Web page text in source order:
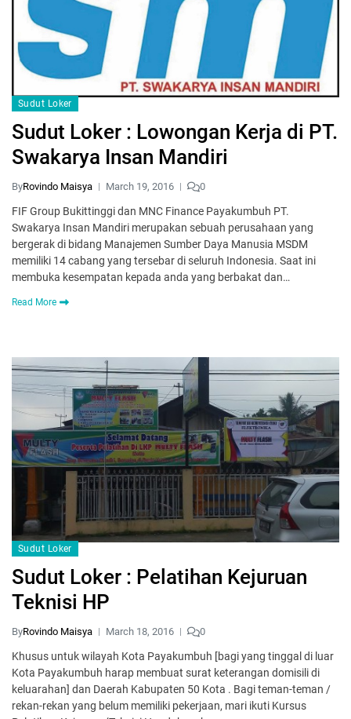
Sudut Loker
Sudut Loker : Lowongan Kerja di PT.
Swakarya Insan Mandiri
ByRovindo Maisya March 19, 2016 0
FIF Group Bukittinggi dan MNC Finance Payakumbuh PT.
Swakarya Insan Mandiri merupakan sebuah perusahaan yang
bergerak di bidang Manajemen Sumber Daya Manusia MSDM
memiliki 14 cabang yang tersebar di seluruh Indonesia. Saat ini
membuka kesempatan kepada anda yang berbakat dan…
Read More
Sudut Loker
Sudut Loker : Pelatihan Kejuruan
Teknisi HP
ByRovindo Maisya March 18, 2016 0
Khusus untuk wilayah Kota Payakumbuh [bagi yang tinggal di luar
Kota Payakumbuh harap membuat surat keterangan domisili di
keluarahan] dan Daerah Kabupaten 50 Kota . Bagi teman-teman /
rekan-rekan yang belum memiliki pekerjaan, mari ikuti Kursus